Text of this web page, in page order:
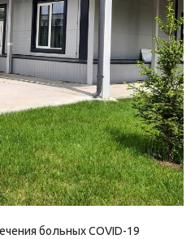
проект
больных COVID-19